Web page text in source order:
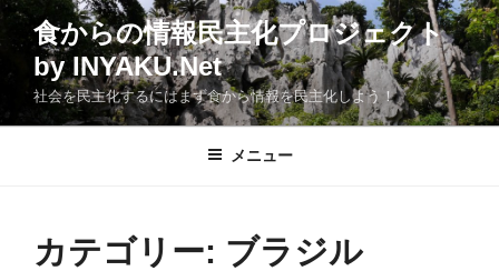
コ
食からの情報民主化プロジェクト
by INYAKU.Net
社会を民主化するにはまず食から情報を民主化しよう！
メニュー
カテゴリー: ブラジル